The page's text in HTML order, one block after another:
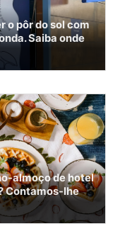
o pôr do sol com
Saiba onde
almoço de hotel
Contamos-lhe